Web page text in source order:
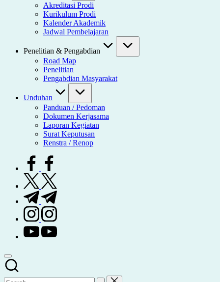
Akreditasi Prodi
Kurikulum Prodi
Kalender Akademik
Jadwal Pembelajaran
Penelitian & Pengabdian
Road Map
Penelitian
Pengabdian Masyarakat
Unduhan
Panduan / Pedoman
Dokumen Kerjasama
Laporan Kegiatan
Surat Keputusan
Renstra / Renop
facebook.com
twitter.com
t.me
instagram.com
youtube.com